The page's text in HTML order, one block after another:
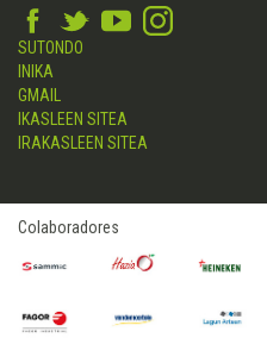
SUTONDO
INIKA
GMAIL
IKASLEEN SITEA
IRAKASLEEN SITEA
Colaboradores